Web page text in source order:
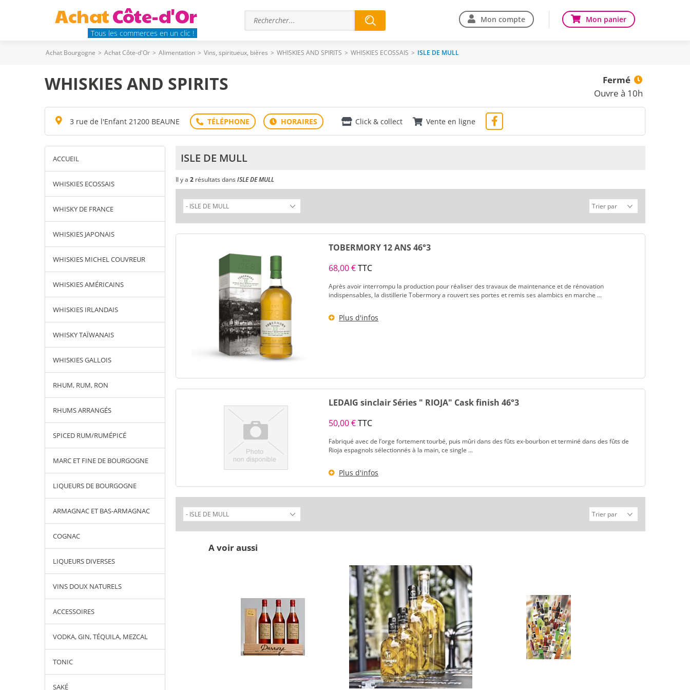
AchatCôte-d'Or
Tous les commerces en un clic !
Mon compte Mon panier
Achat Bourgogne > Achat Côte-d'Or > Alimentation > Vins, spiritueux, bières > WHISKIES AND SPIRITS > WHISKIES ECOSSAIS > ISLE DE MULL
WHISKIES AND SPIRITS
Fermé
Ouvre à 10h
3 rue de l'Enfant 21200 BEAUNE Click & collect Vente en ligne
ACCUEIL
WHISKIES ECOSSAIS
WHISKY DE FRANCE
WHISKIES JAPONAIS
WHISKIES MICHEL COUVREUR
WHISKIES AMÉRICAINS
WHISKIES IRLANDAIS
WHISKY TAÏWANAIS
WHISKIES GALLOIS
RHUM, RUM, RON
RHUMS ARRANGÉS
SPICED RUM/RUMÉPICÉ
MARC ET FINE DE BOURGOGNE
LIQUEURS DE BOURGOGNE
ARMAGNAC ET BAS-ARMAGNAC
COGNAC
LIQUEURS DIVERSES
VINS DOUX NATURELS
ACCESSOIRES
VODKA, GIN, TÉQUILA, MEZCAL
TONIC
SAKÉ
ISLE DE MULL
Il y a 2 résultats dansISLE DE MULL
TOBERMORY 12 ANS 46°3
68,00 €TTC
Après avoir interrompu la production pour réaliser des travaux de maintenance et de rénovation
indispensables, la distillerie Tobermory a rouvert ses portes et remis ses alambics en marche ...
Plus d'infos
LEDAIG sinclair Séries " RIOJA" Cask finish 46°3
50,00 €TTC
Fabriqué avec de l’orge fortement tourbé, puis mûri dans des fûts ex-bourbon et terminé dans des fûts de
Rioja espagnols sélectionnés à la main, ce single ...
Plus d'infos
A voir aussi